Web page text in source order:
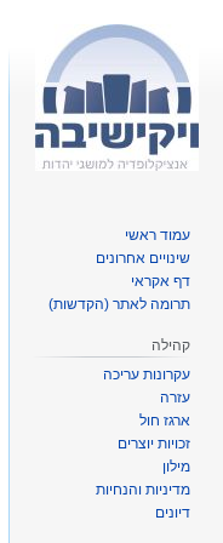
עמוד ראשי
שינויים אחרונים
דף אקראי
תרומה לאתר (הקדשות)
קהילה
עקרונות עריכה
עזרה
ארגז חול
זכויות יוצרים
מילון
מדיניות והנחיות
דיונים